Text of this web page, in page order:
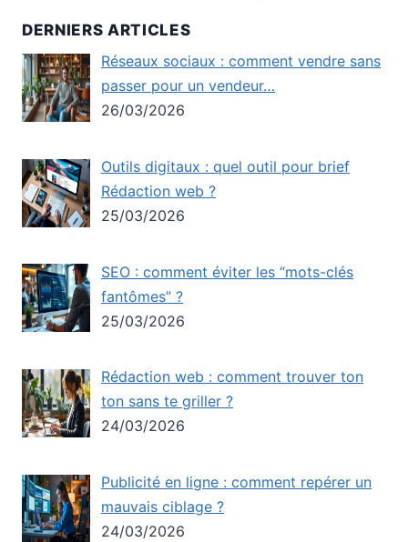
DERNIERS ARTICLES
Réseaux sociaux : comment vendre sans
passer pour un vendeur…
26/03/2026
Outils digitaux : quel outil pour brief
Rédaction web ?
25/03/2026
SEO : comment éviter les “mots-clés
fantômes” ?
25/03/2026
Rédaction web : comment trouver ton
ton sans te griller ?
24/03/2026
Publicité en ligne : comment repérer un
mauvais ciblage ?
24/03/2026